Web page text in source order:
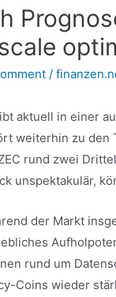
/
aktuell in einer
weiterhin zu den
rund zwei
unspektakulär,
der Markt
rund um
Coins wieder